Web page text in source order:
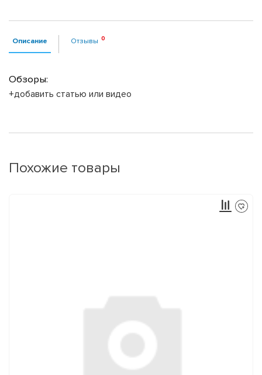
Описание Отзывы
Обзоры:
+добавить статью или видео
Похожие товары